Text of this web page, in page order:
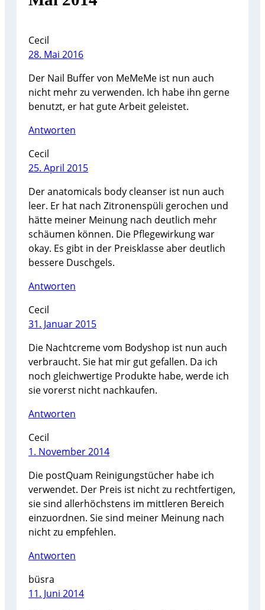
Cecil
28. Mai 2016
Der Nail Buffer von MeMeMe ist nun auch
nicht mehr zu verwenden. Ich habe ihn gerne
benutzt, er hat gute Arbeit geleistet.
Antworten
Cecil
25. April 2015
Der anatomicals body cleanser ist nun auch
leer. Er hat nach Zitronenspüli gerochen und
hätte meiner Meinung nach deutlich mehr
schäumen können. Die Pflegewirkung war
okay. Es gibt in der Preisklasse aber deutlich
bessere Duschgels.
Antworten
Cecil
31. Januar 2015
Die Nachtcreme vom Bodyshop ist nun auch
verbraucht. Sie hat mir gut gefallen. Da ich
noch gleichwertige Produkte habe, werde ich
sie vorerst nicht nachkaufen.
Antworten
Cecil
1. November 2014
Die postQuam Reinigungstücher habe ich
verwendet. Der Preis ist nicht zu rechtfertigen,
sie sind allerhöchstens im mittleren Bereich
einzuordnen. Sie sind meiner Meinung nach
nicht zu empfehlen.
Antworten
büsra
11. Juni 2014